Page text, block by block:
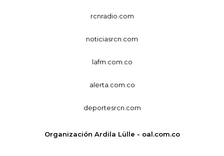
rcnradio.com
noticiasrcn.com
lafm.com.co
alerta.com.co
deportesrcn.com
Organización Ardila Lülle - oal.com.co